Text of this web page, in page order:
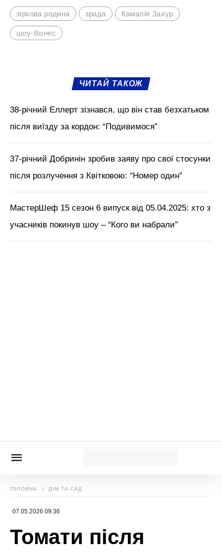
зіркова родина зрада Камалія Захур
шоу-бізнес
ЧИТАЙ ТАКОЖ
38-річний Еллерт зізнався, що він став безхатьком
після виїзду за кордон: “Подивимося”
37-річний Добринін зробив заяву про свої стосунки
після розлучення з Квітковою: “Номер один”
МастерШеф 15 сезон 6 випуск від 05.04.2025: хто з
учасників покинув шоу – “Кого ви набрали”